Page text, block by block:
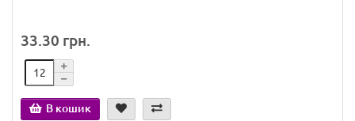
33.30 грн.
В кошик